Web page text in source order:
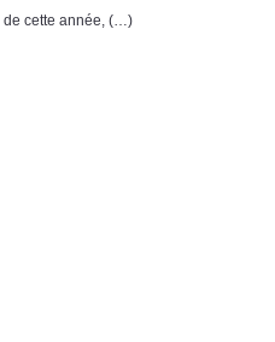
de cette année, (…)